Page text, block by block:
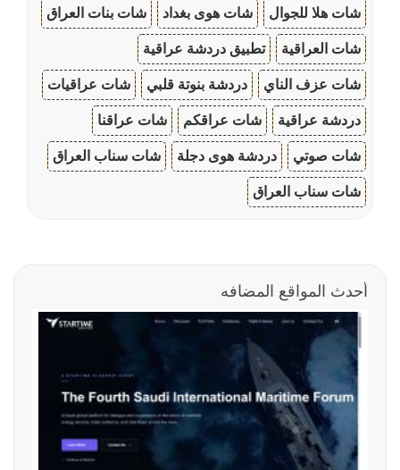
شات هلا للجوال شات هوى بغداد شات بنات العراق
شات العراقية تطبيق دردشة عراقية
شات عزف الناي دردشة بنوتة قلبي شات عراقيات
دردشة عراقية شات عراقكم شات عراقنا
شات صوتي دردشة هوى دجلة شات سناب العراق
شات سناب العراق
أحدث المواقع المضافه